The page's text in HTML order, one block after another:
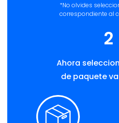
*No olvides
correspondiente al
2
Ahora
de paquete